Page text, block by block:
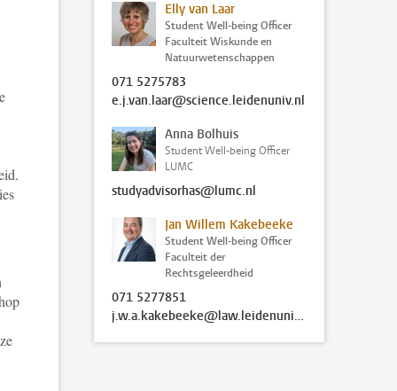
Elly van Laar
Student Well-being Officer
Faculteit Wiskunde en
Natuurwetenschappen
071 5275783
e.j.van.laar@science.leidenuniv.nl
Anna Bolhuis
Student Well-being Officer
LUMC
studyadvisorhas@lumc.nl
Jan Willem Kakebeeke
Student Well-being Officer
Faculteit der
Rechtsgeleerdheid
071 5277851
j.w.a.kakebeeke@law.leidenuniv.nl